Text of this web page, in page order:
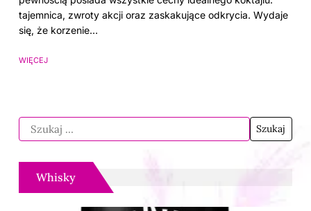
tajemnica, zwroty akcji oraz zaskakujące odkrycia. Wydaje
się, że korzenie…
WIĘCEJ
Whisky